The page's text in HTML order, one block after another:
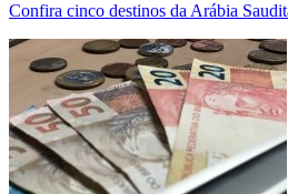
Confira cinco destinos da Arábia